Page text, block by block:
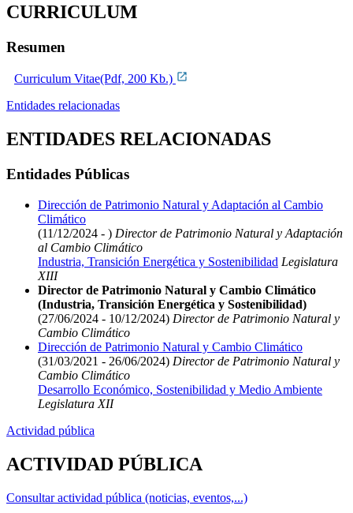
CURRICULUM
Resumen
Curriculum Vitae(Pdf, 200 Kb.)
Entidades relacionadas
ENTIDADES RELACIONADAS
Entidades Públicas
Dirección de Patrimonio Natural y Adaptación al Cambio
Climático
(11/12/2024 - ) Director de Patrimonio Natural y Adaptación
al Cambio Climático
Industria, Transición Energética y Sostenibilidad Legislatura
XIII
Director de Patrimonio Natural y Cambio Climático
(Industria, Transición Energética y Sostenibilidad)
(27/06/2024 - 10/12/2024) Director de Patrimonio Natural y
Cambio Climático
Dirección de Patrimonio Natural y Cambio Climático
(31/03/2021 - 26/06/2024) Director de Patrimonio Natural y
Cambio Climático
Desarrollo Económico, Sostenibilidad y Medio Ambiente
Legislatura XII
Actividad pública
ACTIVIDAD PÚBLICA
Consultar actividad pública (noticias, eventos,...)